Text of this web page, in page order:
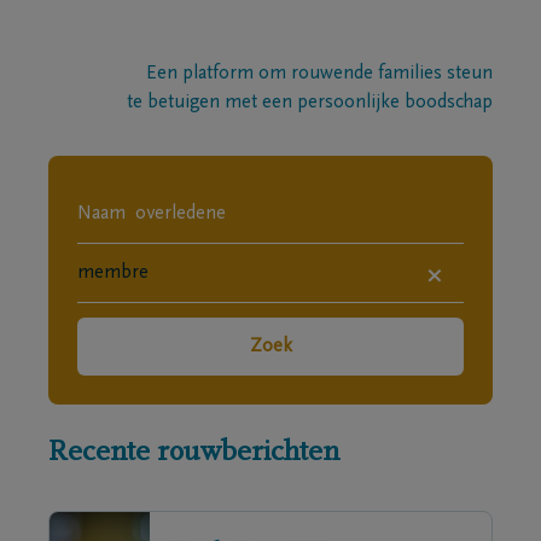
Een platform om rouwende families steun
te betuigen met een persoonlijke boodschap
×
Zoek
Recente rouwberichten